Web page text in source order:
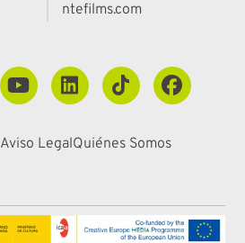
ntefilms.com
Aviso LegalQuiénes Somos